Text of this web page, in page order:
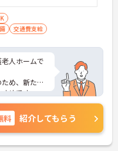
交通費支給
人ホームで
め、新たに
めです。
お伝えしま
。
料 紹介してもらう